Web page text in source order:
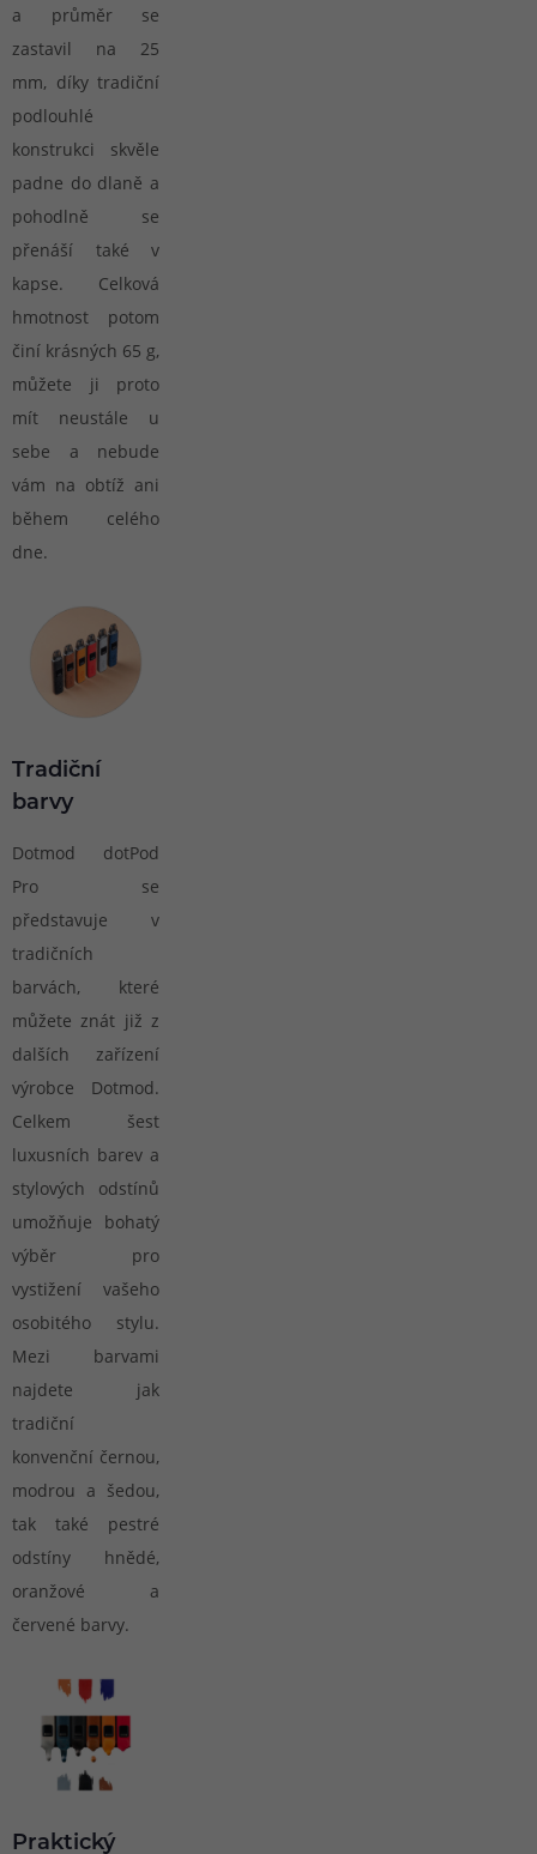
a průměr se
zastavil na 25
mm, díky tradiční
podlouhlé
konstrukci skvěle
padne do dlaně a
pohodlně se
přenáší také v
kapse. Celková
hmotnost potom
činí krásných 65 g,
můžete ji proto
mít neustále u
sebe a nebude
vám na obtíž ani
během celého
dne.
Tradiční
barvy
Dotmod dotPod
Pro se
představuje v
tradičních
barvách, které
můžete znát již z
dalších zařízení
výrobce Dotmod.
Celkem šest
luxusních barev a
stylových odstínů
umožňuje bohatý
výběr pro
vystižení vašeho
osobitého stylu.
Mezi barvami
najdete jak
tradiční
konvenční černou,
modrou a šedou,
tak také pestré
odstíny hnědé,
oranžové a
červené barvy.
Praktický